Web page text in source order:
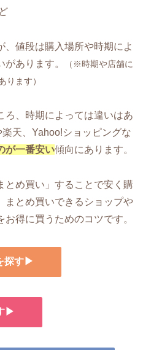
、値段は購入場所や時期によ
があります。
（※時期や店舗に
ります）
ろ、時期によっては違いはあ
天、Yahoo!ショッピングな
が一番安い傾向にあります。
とめ買い」することで安く購
まとめ買いできるショップや
得に買うためのコツです。
探す▶
▶